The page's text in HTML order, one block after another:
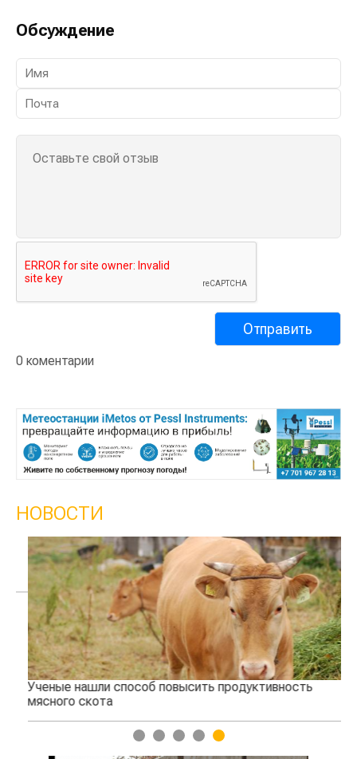
Обсуждение
0 коментарии
НОВОСТИ
Ученые нашли способ повысить продуктивность
мясного скота
1 2 3 4 5